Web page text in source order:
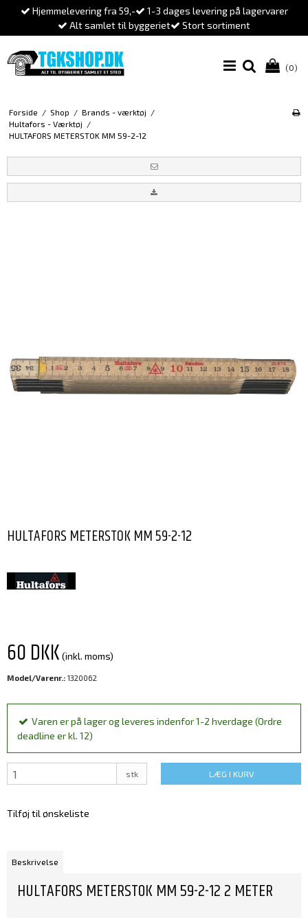
Hjemmelevering fra 59,-
1-3 dages levering på lagervarer
Alt samlet til byggeriet
Stort sortiment
(0)
Forside / Shop / Brands - værktøj /
Hultafors - Værktøj /
HULTAFORS METERSTOK MM 59-2-12
HULTAFORS METERSTOK MM 59-2-12
60 DKK (inkl. moms)
Model/Varenr.: 1320062
Varen er på lager og leveres indenfor 1-2 hverdage (Ordre
deadline er kl. 12)
stk LÆG I KURV
Tilføj til ønskeliste
Beskrivelse
HULTAFORS METERSTOK MM 59-2-12 2 METER